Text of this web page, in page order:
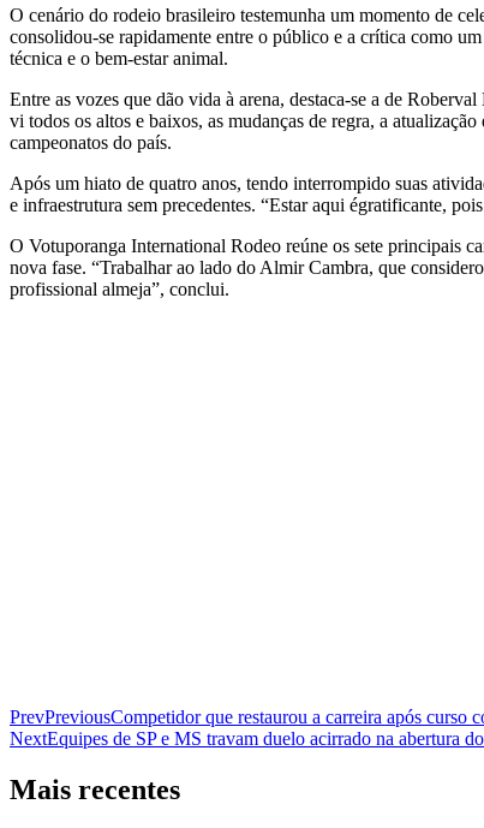
O cenário do rodeio brasileiro testemunha um momento de
consolidou-se rapidamente entre o público e a crítica como
técnica e o bem-estar animal.
Entre as vozes que dão vida à arena, destaca-se a de
vi todos os altos e baixos, as mudanças de regra, a
campeonatos do país.
Após um hiato de quatro anos, tendo interrompido suas
e infraestrutura sem precedentes. “Estar aqui égratificante,
O Votuporanga International Rodeo reúne os sete principais
nova fase. “Trabalhar ao lado do Almir Cambra, que
profissional almeja”, conclui.
PrevPreviousCompetidor que restaurou a carreira após curso
NextEquipes de SP e MS travam duelo acirrado na abertura
Mais recentes